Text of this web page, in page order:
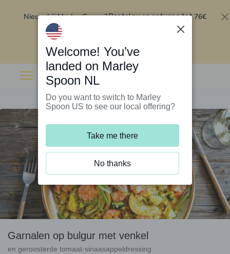
Nieuw bij Marley Spoon?Bestel nu en ontvang tot 76€
Garnalen op bulgur met venkel
en geroosterde tomaat-sinaasappeldressing
Welcome! You’ve
landed on Marley
Spoon NL
Do you want to switch to Marley
Spoon US to see our local offering?
Take me there
No thanks